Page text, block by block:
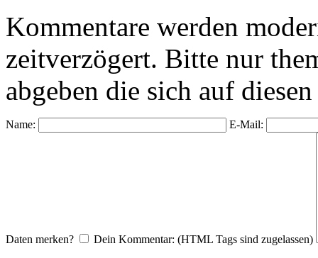
Kommentare werden
zeitverzögert. Bitte nur
abgeben die sich auf
Name: E-Mail:
Daten merken? Dein Kommentar: (HTML Tags sind zugelassen)